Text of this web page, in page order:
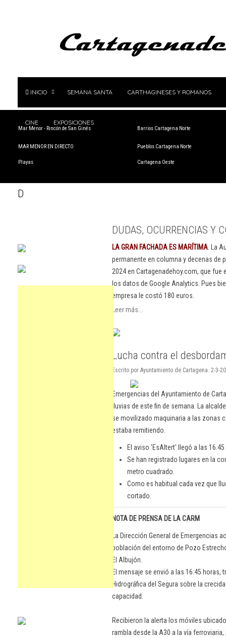
INICIO SEMANA SANTA CARTHAGINESES Y ROMANOS
CINE EXPOSICIONES
Mar Menor - Rincón de San Ginés
MAR MENOR EN DIRECTO
Playas
Barrios Cartagena Norte
Pueblos Cartagena Norte
Cartagena Oeste
D
DUDAS, OCURRENCIAS Y
LA GRAN FACHADA ES MARÍTIMA . La
permanente en columna y decenas
2024 en Cartagenadehoy.com, que
los datos de Google Analytics. Pues
empresa le costó 180 euros.
Leer más...
Lucha contra el
Escrito por Ayuntamiento de Cartagena. 2-3-
Emergencias del Ayuntamiento de
lluvias de este fin de semana. La
se movilizado maquinaria a las zonas
estaba remitiendo.
El aviso 'EsAltert' llegó a las
Se han registrado lugares en la
metro cuadrado.
Como es habitual cada vez que
cortado.
NOTA DE PRENSA DE LA CARM
La Dirección General de Emergencias
población del entorno de Pozo
El Albujón.
El mensaje se envió a las 16:45
Hidrográfica del Segura sobre la
capacidad.
Recibieron la alerta los móviles
rambla desde la A30 a la vía